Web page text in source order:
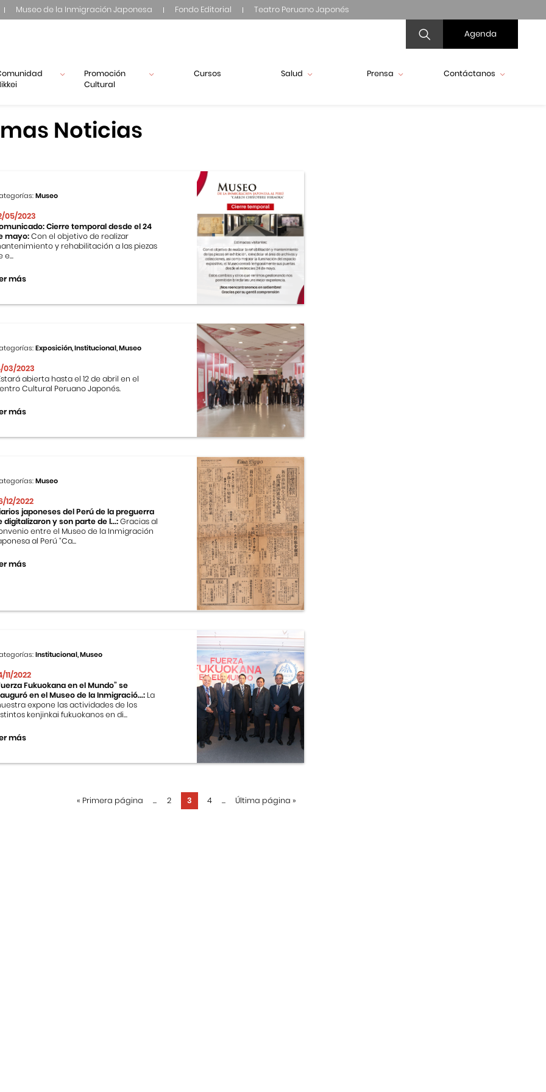
Museo de la Inmigración Japonesa Fondo Editorial Teatro Peruano Japonés
Agenda
Promoción
Cultural
Cursos Salud Prensa Contáctanos
Noticias
Museo
05/2023
Cierre temporal desde el 24
mayo:Con el objetivo de realizar
y rehabilitación a las piezas
e...
más
Exposición, Institucional, Museo
03/2023
abierta hasta el 12 de abril en el
Cultural Peruano Japonés.
más
Museo
12/2022
japoneses del Perú de la preguerra
digitalizaron y son parte de l...:Gracias al
entre el Museo de la Inmigración
al Perú “Ca...
más
Institucional, Museo
11/2022
Fukuokana en el Mundo” se
en el Museo de la Inmigració...: La
expone las actividades de los
kenjinkai fukuokanos en di...
más
« Primera página ... 2 3 4 ... Última página »